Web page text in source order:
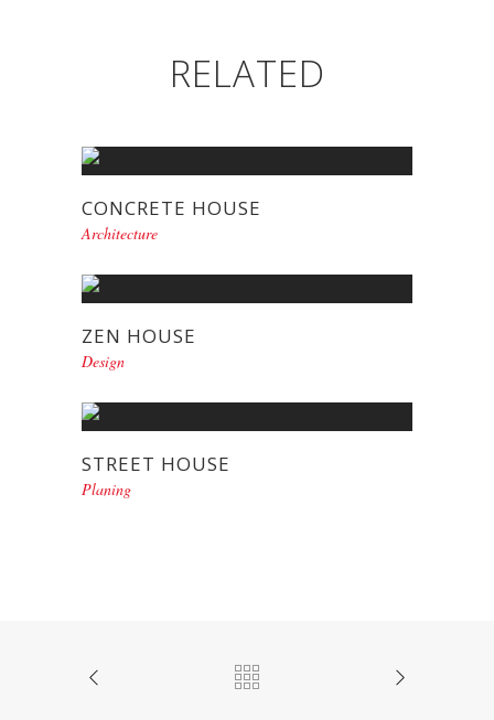
RELATED
CONCRETE HOUSE
Architecture
ZEN HOUSE
Design
STREET HOUSE
Planing